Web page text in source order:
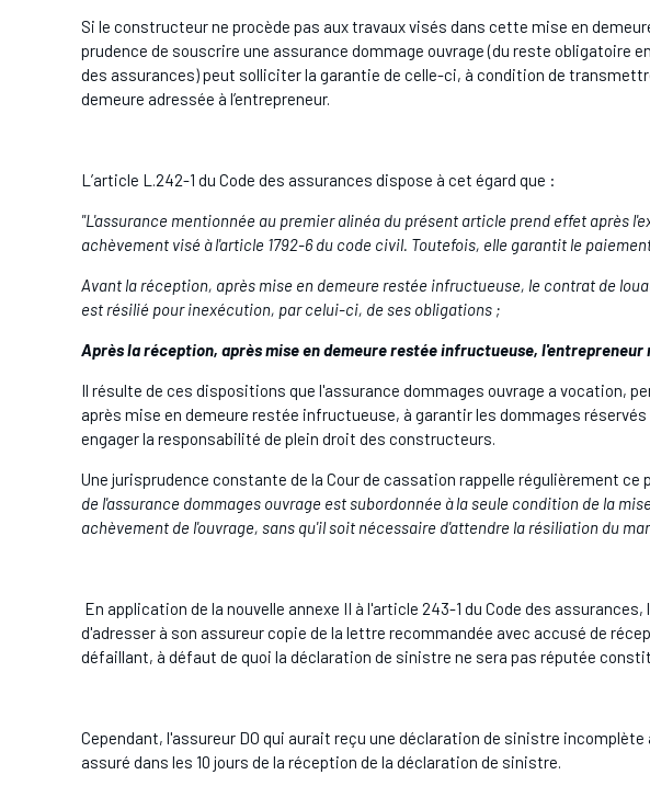
Si le constructeur ne procède pas aux travaux visés dans cette mise en
prudence de souscrire une assurance dommage ouvrage (du reste obligatoire
des assurances) peut solliciter la garantie de celle-ci, à condition de
demeure adressée à l’entrepreneur.
L’article L.242-1 du Code des assurances dispose à cet égard que :
"L'assurance mentionnée au premier alinéa du présent article prend effet après
achèvement visé à l'article 1792-6 du code civil. Toutefois, elle garantit le
Avant la réception, après mise en demeure restée infructueuse, le contrat de
est résilié pour inexécution, par celui-ci, de ses obligations ;
Après la réception, après mise en demeure restée infructueuse, l'entrepreneur
Il résulte de ces dispositions que l'assurance dommages ouvrage a vocation,
après mise en demeure restée infructueuse, à garantir les dommages
engager la responsabilité de plein droit des constructeurs.
Une jurisprudence constante de la Cour de cassation rappelle régulièrement ce
de l'assurance dommages ouvrage est subordonnée à la seule condition de la
achèvement de l'ouvrage, sans qu'il soit nécessaire d'attendre la résiliation du
En application de la nouvelle annexe II à l'article 243-1 du Code des
d'adresser à son assureur copie de la lettre recommandée avec accusé de
défaillant, à défaut de quoi la déclaration de sinistre ne sera pas réputée
Cependant, l'assureur DO qui aurait reçu une déclaration de sinistre incomplète
assuré dans les 10 jours de la réception de la déclaration de sinistre.